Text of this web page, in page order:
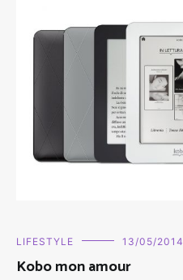
LIFESTYLE 13/05/2014
Kobo mon amour